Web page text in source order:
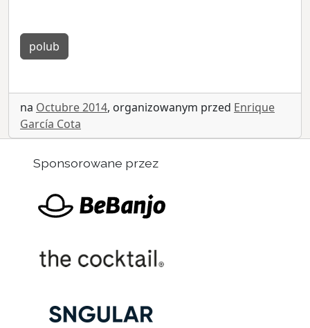
polub
na Octubre 2014, organizowanym przed Enrique
García Cota
Sponsorowane przez